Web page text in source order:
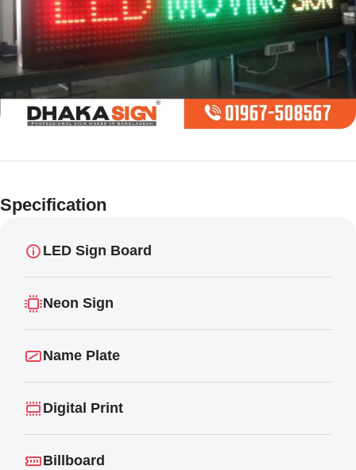
Limited offer
Moving
Specification
LED Sign Board
Neon Sign
Name Plate
Digital Print
Billboard